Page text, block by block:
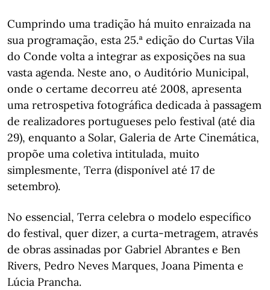
Cumprindo uma tradição há muito enraizada na
sua programação, esta 25.ª edição do Curtas Vila
do Conde volta a integrar as exposições na sua
vasta agenda. Neste ano, o Auditório Municipal,
onde o certame decorreu até 2008, apresenta
uma retrospetiva fotográfica dedicada à passagem
de realizadores portugueses pelo festival (até dia
29), enquanto a Solar, Galeria de Arte Cinemática,
propõe uma coletiva intitulada, muito
simplesmente, Terra (disponível até 17 de
setembro).
No essencial, Terra celebra o modelo específico
do festival, quer dizer, a curta-metragem, através
de obras assinadas por Gabriel Abrantes e Ben
Rivers, Pedro Neves Marques, Joana Pimenta e
Lúcia Prancha.